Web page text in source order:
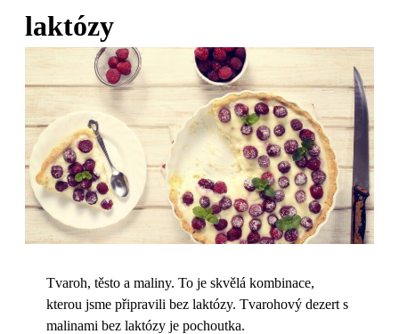
laktózy
Tvaroh, těsto a maliny. To je skvělá kombinace,
kterou jsme připravili bez laktózy. Tvarohový dezert s
malinami bez laktózy je pochoutka.